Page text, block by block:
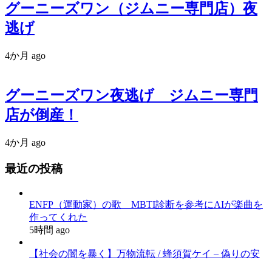
グーニーズワン（ジムニー専門店）夜
逃げ
4か月 ago
グーニーズワン夜逃げ ジムニー専門
店が倒産！
4か月 ago
最近の投稿
ENFP（運動家）の歌 MBTI診断を参考にAIが楽曲を
作ってくれた
5時間 ago
【社会の闇を暴く】万物流転 / 蜂須賀ケイ – 偽りの安